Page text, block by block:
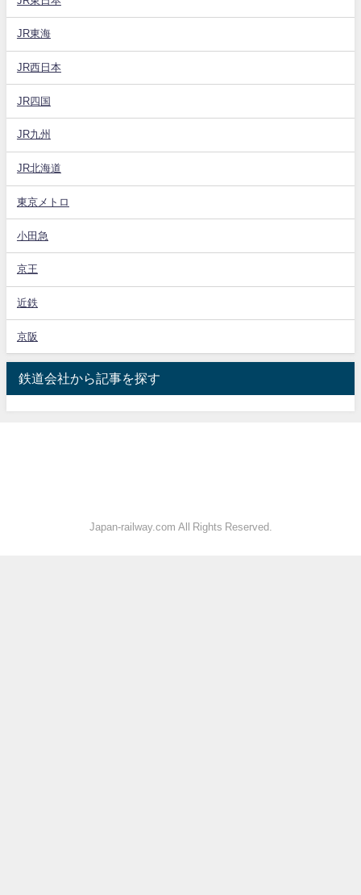
JR東海
JR西日本
JR四国
JR九州
JR北海道
東京メトロ
小田急
京王
近鉄
京阪
鉄道会社から記事を探す
Japan-railway.com All Rights Reserved.